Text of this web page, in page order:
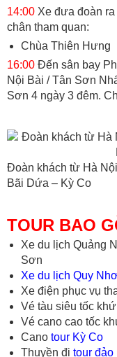
14:00 Xe đưa đoàn
chân tham quan:
Chùa Thiên Hưng
16:00 Đến sân bay
Nội Bài / Tân Sơn
Sơn 4 ngày 3 đêm.
Đoàn khách từ Hà
Bãi Dứa – Kỳ Co
TOUR BAO
Xe du lịch Quảng
Sơn
Xe du lịch Quy
Xe điện phục vụ
Vé tàu siêu tốc
Vé cano cao tốc
Cano tour Kỳ Co
Thuyền đi tour đảo